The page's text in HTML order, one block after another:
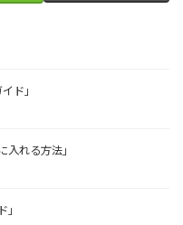
ド」
入れる方法」